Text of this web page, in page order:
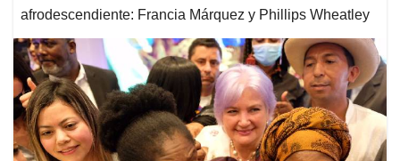
afrodescendiente: Francia Márquez y Phillips Wheatley